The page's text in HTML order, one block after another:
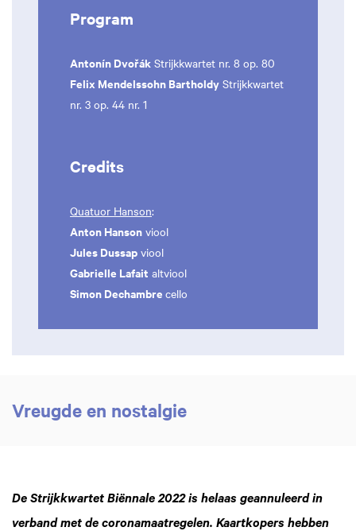
Program
Antonín Dvořák Strijkkwartet nr. 8 op. 80
Felix Mendelssohn Bartholdy Strijkkwartet
nr. 3 op. 44 nr. 1
Credits
Quatuor Hanson:
Anton Hanson viool
Jules Dussap viool
Gabrielle Lafait altviool
Simon Dechambre cello
Vreugde en nostalgie
De Strijkkwartet Biënnale 2022 is helaas geannuleerd in
verband met de coronamaatregelen. Kaartkopers hebben